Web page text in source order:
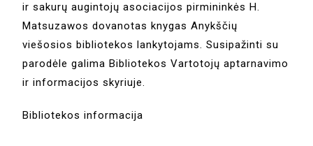
ir sakurų augintojų asociacijos pirmininkės H.
Matsuzawos dovanotas knygas Anykščių
viešosios bibliotekos lankytojams. Susipažinti su
parodėle galima Bibliotekos Vartotojų aptarnavimo
ir informacijos skyriuje.
Bibliotekos informacija